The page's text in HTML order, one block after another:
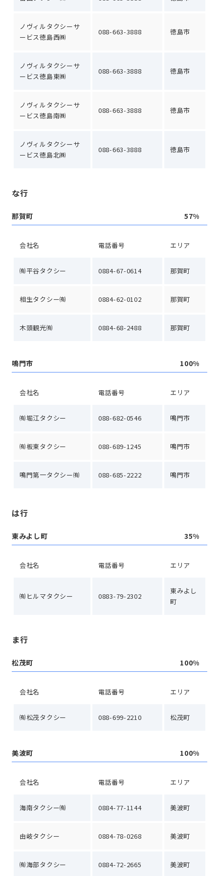
ノヴィルタクシーサ
ービス徳島西㈱
088-663-3888 徳島市
ノヴィルタクシーサ
ービス徳島東㈱
088-663-3888 徳島市
ノヴィルタクシーサ
ービス徳島南㈱
088-663-3888 徳島市
ノヴィルタクシーサ
ービス徳島北㈱
088-663-3888 徳島市
な行
那賀町 57%
会社名 電話番号 エリア
㈲平谷タクシー 0884-67-0614 那賀町
相生タクシー㈲ 0884-62-0102 那賀町
木頭観光㈲ 0884-68-2488 那賀町
鳴門市 100%
会社名 電話番号 エリア
㈲堀江タクシー 088-682-0546 鳴門市
㈲板東タクシー 088-689-1245 鳴門市
鳴門第一タクシー㈲ 088-685-2222 鳴門市
は行
東みよし町 35%
会社名 電話番号 エリア
㈲ヒルマタクシー 0883-79-2302
東みよし
町
ま行
松茂町 100%
会社名 電話番号 エリア
㈲松茂タクシー 088-699-2210 松茂町
美波町 100%
会社名 電話番号 エリア
海南タクシー㈲ 0884-77-1144 美波町
由岐タクシー 0884-78-0268 美波町
㈲海部タクシー 0884-72-2665 美波町